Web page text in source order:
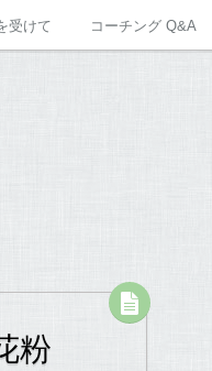
受けて コーチング Q&A
粉